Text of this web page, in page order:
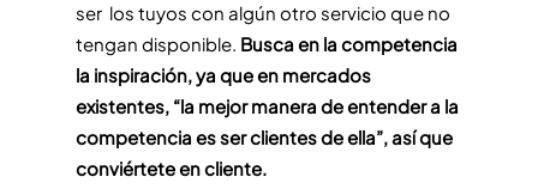
ser los tuyos con algún otro servicio que no
tengan disponible. Busca en la competencia
la inspiración, ya que en mercados
existentes, “la mejor manera de entender a la
competencia es ser clientes de ella”, así que
conviértete en cliente.